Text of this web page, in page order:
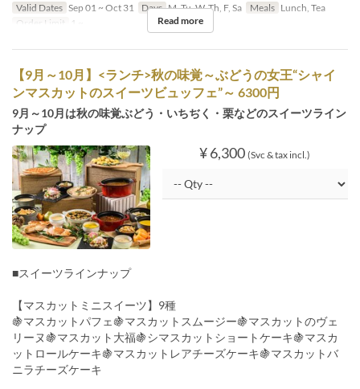
Valid Dates Sep 01 ~ Oct 31 Days M, Tu, W, Th, F, Sa Meals Lunch, Tea
Order Limit
1 ~ Read more
【9月～10月】<ランチ>秋の味覚～ぶどうの⼥王“シャイ
ンマスカットのスイーツビュッフェ”～ 6300円
9月～10月は秋の味覚ぶどう・いちぢく・栗などのスイーツライン
ナップ
¥ 6,300 (Svc & tax incl.)
■スイーツラインナップ
【マスカットミニスイーツ】9種
🍇マスカットパフェ🍇マスカットスムージー🍇マスカットのヴェ
リーヌ🍇マスカット⼤福🍇シマスカットショートケーキ🍇マスカ
ットロールケーキ🍇マスカットレアチーズケーキ🍇マスカットバ
ニラチーズケーキ